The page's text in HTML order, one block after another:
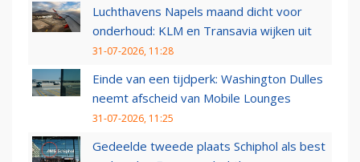
Luchthavens Napels maand dicht voor
onderhoud: KLM en Transavia wijken uit
31-07-2026, 11:28
Einde van een tijdperk: Washington Dulles
neemt afscheid van Mobile Lounges
31-07-2026, 11:25
Gedeelde tweede plaats Schiphol als best